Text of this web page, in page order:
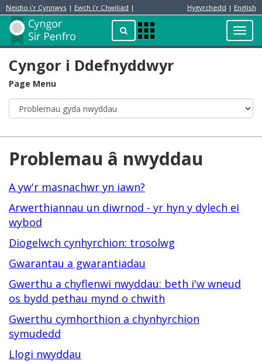
Neidio i'r Cynnwys | Ewch i'r Chwiliad | Hygyrchedd | English
ChwilioApps
Menu
Preswylydd
Cyngor i Ddefnyddwyr
Page Menu
Problemau â nwyddau
A yw'r masnachwr yn iawn?
Arwerthiannau un diwrnod - yr hyn y dylech ei
wybod
Diogelwch cynhyrchion: trosolwg
Gwarantau a gwarantiadau
Gwerthu a chyflenwi nwyddau: beth i'w wneud
os bydd pethau mynd o chwith
Gwerthu cymhorthion a chynhyrchion
symudedd
Llogi nwyddau